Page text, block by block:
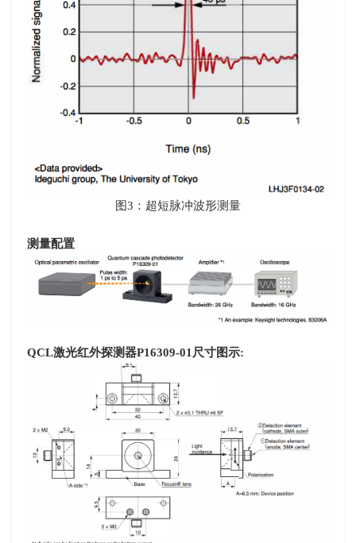
图3 ：超短脉冲波形测量
测量配置
QCL激光红外探测器P16309-01尺寸图示: